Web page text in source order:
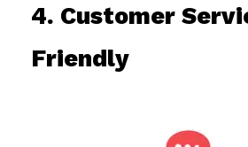
4. Customer
Friendly